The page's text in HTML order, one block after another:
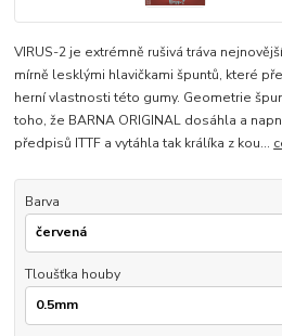
VIRUS-2 je extrémně rušivá tráva
mírně lesklými hlavičkami špuntů, které
herní vlastnosti této gumy. Geometrie
toho, že BARNA ORIGINAL dosáhla a
předpisů ITTF a vytáhla tak králíka z kou...
Barva
Tloušťka houby